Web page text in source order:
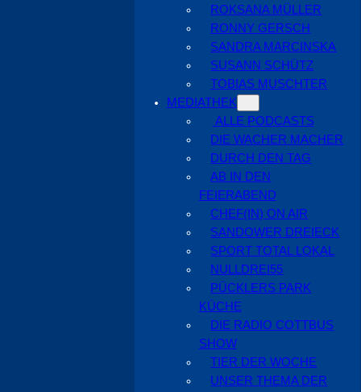
ROKSANA MÜLLER
RONNY GERSCH
SANDRA MARCINSKA
SUSANN SCHÜTZ
TOBIAS MUSCHTER
MEDIATHEK
ALLE PODCASTS
DIE WACHER MACHER
DURCH DEN TAG
AB IN DEN
FEIERABEND
CHEF(IN) ON AIR
SANDOWER DREIECK
SPORT TOTAL LOKAL
NULLDREI55
PÜCKLERS PARK
KÜCHE
DIE RADIO COTTBUS
SHOW
TIER DER WOCHE
UNSER THEMA DER